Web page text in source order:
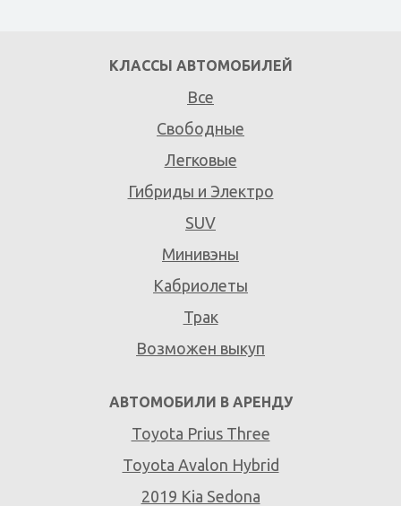
КЛАССЫ АВТОМОБИЛЕЙ
Все
Свободные
Легковые
Гибриды и Электро
SUV
Минивэны
Кабриолеты
Трак
Возможен выкуп
АВТОМОБИЛИ В АРЕНДУ
Toyota Prius Three
Toyota Avalon Hybrid
2019 Kia Sedona